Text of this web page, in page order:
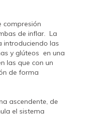
compresión
de inflar. La
introduciendo las
y glúteos en una
las que con un
de forma
ascendente, de
el sistema